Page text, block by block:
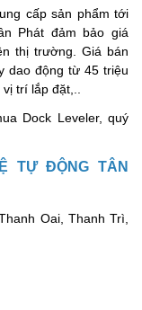
cấp sản phẩm tới
Phát đảm bảo giá
thị trường. Giá bán
dao động từ 45 triệu
trí lắp đặt,..
Dock Leveler, quý
TỰ ĐỘNG TÂN
Oai, Thanh Trì,